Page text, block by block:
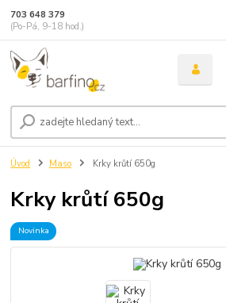
703 648 379
(Po-Pá, 9-18 hod.)
Úvod Maso Krky krůtí 650g
Krky krůtí 650g
Novinka